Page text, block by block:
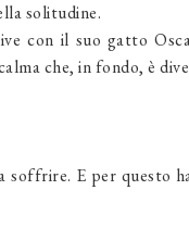
solitudine.
con il suo gatto
che, in fondo, è
soffrire. E per questo